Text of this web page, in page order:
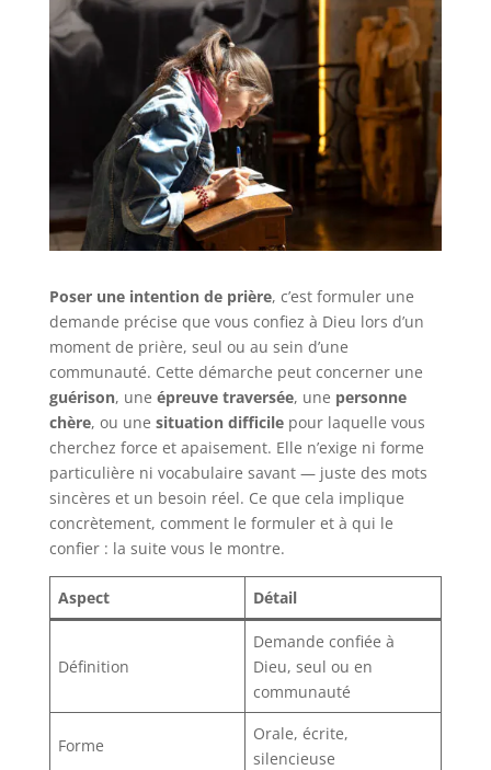
Poser une intention de prière, c’est formuler une
demande précise que vous confiez à Dieu lors d’un
moment de prière, seul ou au sein d’une
communauté. Cette démarche peut concerner une
guérison, une épreuve traversée, une personne
chère, ou une situation difficilepour laquelle vous
cherchez force et apaisement. Elle n’exige ni forme
particulière ni vocabulaire savant — juste des mots
sincères et un besoin réel. Ce que cela implique
concrètement, comment le formuler et à qui le
confier : la suite vous le montre.
Aspect Détail
Définition
Demande confiée à
Dieu, seul ou en
communauté
Forme
Orale, écrite,
silencieuse